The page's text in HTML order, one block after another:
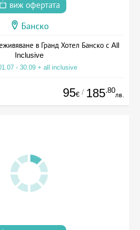
виж офертата
Банско
в Гранд Хотел Банско с All
Inclusive
- 30.09 + all inclusive
95€ / 185.80
лв.